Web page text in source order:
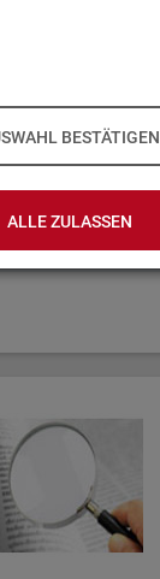
BESTÄTIGEN
ALLE ZULASSEN